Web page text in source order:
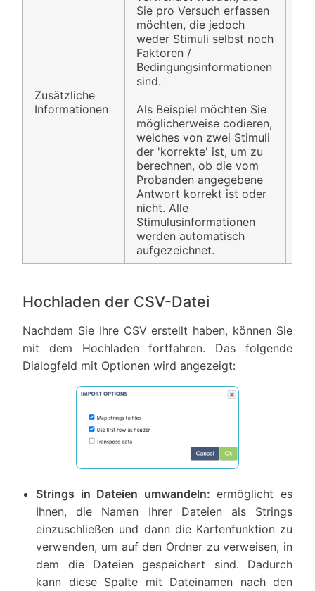
Zusätzliche
Informationen
Sie pro Versuch erfassen
möchten, die jedoch
weder Stimuli selbst noch
Faktoren /
Bedingungsinformationen
sind.
Als Beispiel möchten Sie
möglicherweise codieren,
welches von zwei Stimuli
der 'korrekte' ist, um zu
berechnen, ob die vom
Probanden angegebene
Antwort korrekt ist oder
nicht. Alle
Stimulusinformationen
werden automatisch
aufgezeichnet.
Hochladen der CSV-Datei
Nachdem Sie Ihre CSV erstellt haben, können Sie
mit dem Hochladen fortfahren. Das folgende
Dialogfeld mit Optionen wird angezeigt:
Strings in Dateien umwandeln: ermöglicht es
Ihnen, die Namen Ihrer Dateien als Strings
einzuschließen und dann die Kartenfunktion zu
verwenden, um auf den Ordner zu verweisen, in
dem die Dateien gespeichert sind. Dadurch
kann diese Spalte mit Dateinamen nach den